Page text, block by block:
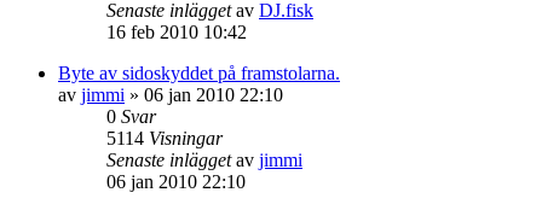
Senaste inläggetav DJ.fisk
16 feb 2010 10:42
Byte av sidoskyddet på framstolarna.
av jimmi » 06 jan 2010 22:10
0 Svar
5114 Visningar
Senaste inläggetav jimmi
06 jan 2010 22:10